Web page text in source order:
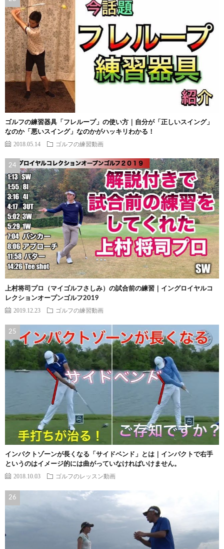
ゴルフの練習器具「フレループ」の使い方｜自分が「正しいスイング」
なのか「悪いスイング」なのかがハッキリわかる！
2018.05.14 ゴルフの練習動画
上村将司プロ（マイゴルフさしみ）の試合前の練習｜イングロイヤルコ
レクションオープンゴルフ2019
2019.12.23 ゴルフの練習動画
インパクトゾーンが長くなる「サイドベンド」とは｜インパクトで右手
というのはイメージ的には曲がっていなければいけません。
2018.10.03 ゴルフのレッスン動画